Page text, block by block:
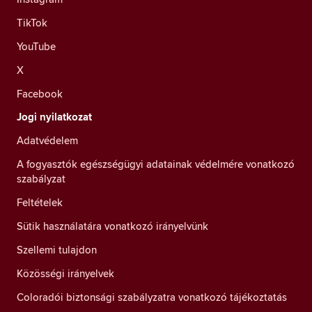
TikTok
YouTube
X
Facebook
Jogi nyilatkozat
Adatvédelem
A fogyasztók egészségügyi adatainak védelmére vonatkozó
szabályzat
Feltételek
Sütik használatára vonatkozó irányelvünk
Szellemi tulajdon
Közösségi irányelvek
Coloradói biztonsági szabályzatra vonatkozó tájékoztatás